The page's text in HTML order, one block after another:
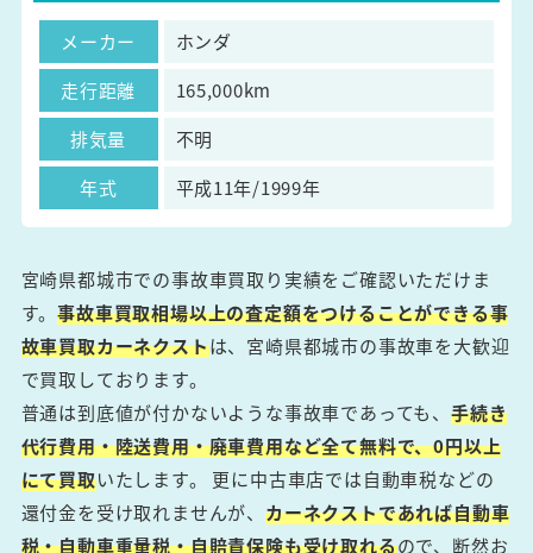
メーカー
ホンダ
走行距離
165,000km
排気量
不明
年式
平成11年/1999年
宮崎県都城市での事故車買取り実績をご確認いただけま
す。事故車買取相場以上の査定額をつけることができる事
故車買取カーネクストは、宮崎県都城市の事故車を大歓迎
で買取しております。
普通は到底値が付かないような事故車であっても、手続き
代行費用・陸送費用・廃車費用など全て無料で、0円以上
にて買取いたします。 更に中古車店では自動車税などの
還付金を受け取れませんが、カーネクストであれば自動車
税・自動車重量税・自賠責保険も受け取れるので、断然お